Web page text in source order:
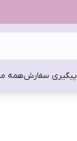
پیگیری سفارشهمه